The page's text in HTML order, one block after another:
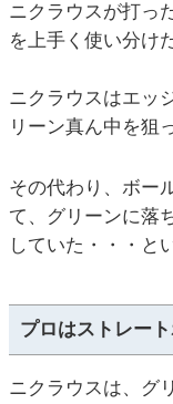
ニクラウスが打っ
を上手く使い分け
ニクラウスはエッ
リーン真ん中を狙
その代わり、ボー
て、グリーンに落
していた・・・と
プロはストレー
ニクラウスは、グ